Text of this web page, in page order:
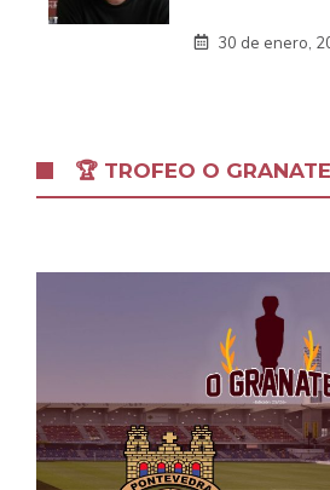
30 de enero,
🏆 TROFEO O GRANATE